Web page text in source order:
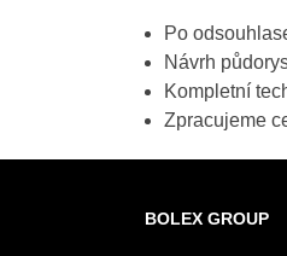
Po
Návrh
Kompletní
Zpracujeme
BOLEX GROUP